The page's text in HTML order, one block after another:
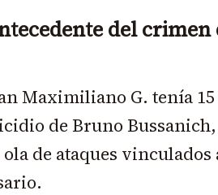
del
Maximiliano G. tenía
de Bruno
ola de ataques